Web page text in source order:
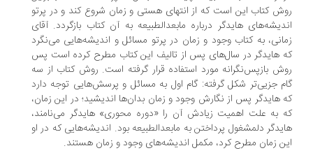
کتاب این است که از انتهای هستی و زمان شروع کند و در پرتو
هایدگر درباره مابعدالطبیعه به آن کتاب بازگردد. آقای
به کتاب وجود و زمان در پرتو مسائل و اندیشه‌هایی می‌نگرد
هایدگر در سال‌های پس از تالیف این کتاب مطرح کرده است پس
بازپس‌نگرانه مورد استفاده قرار گرفته است. روش کتاب از سه
جزیی‌تر شکل گرفته: گام اول به مسائل و پرسش‌هایی توجه دارد
هایدگر پس از نگارش وجود و زمان بدان‌ها اندیشید؛ در این زمان،
به علت اهمیت زیادش آن را «دوره محوری» هایدگر می‌نامند،
دلمشغول پرداختن به مابعدالطبیعه بود. اندیشه‌هایی که در او
زمان مطرح کرد، مکمل اندیشه‌های وجود و زمان هستند.